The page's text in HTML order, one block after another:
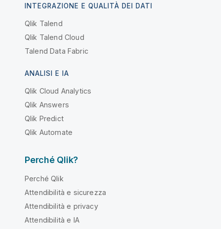
INTEGRAZIONE E QUALITÀ DEI DATI
Qlik Talend
Qlik Talend Cloud
Talend Data Fabric
ANALISI E IA
Qlik Cloud Analytics
Qlik Answers
Qlik Predict
Qlik Automate
Perché Qlik?
Perché Qlik
Attendibilità e sicurezza
Attendibilità e privacy
Attendibilità e IA